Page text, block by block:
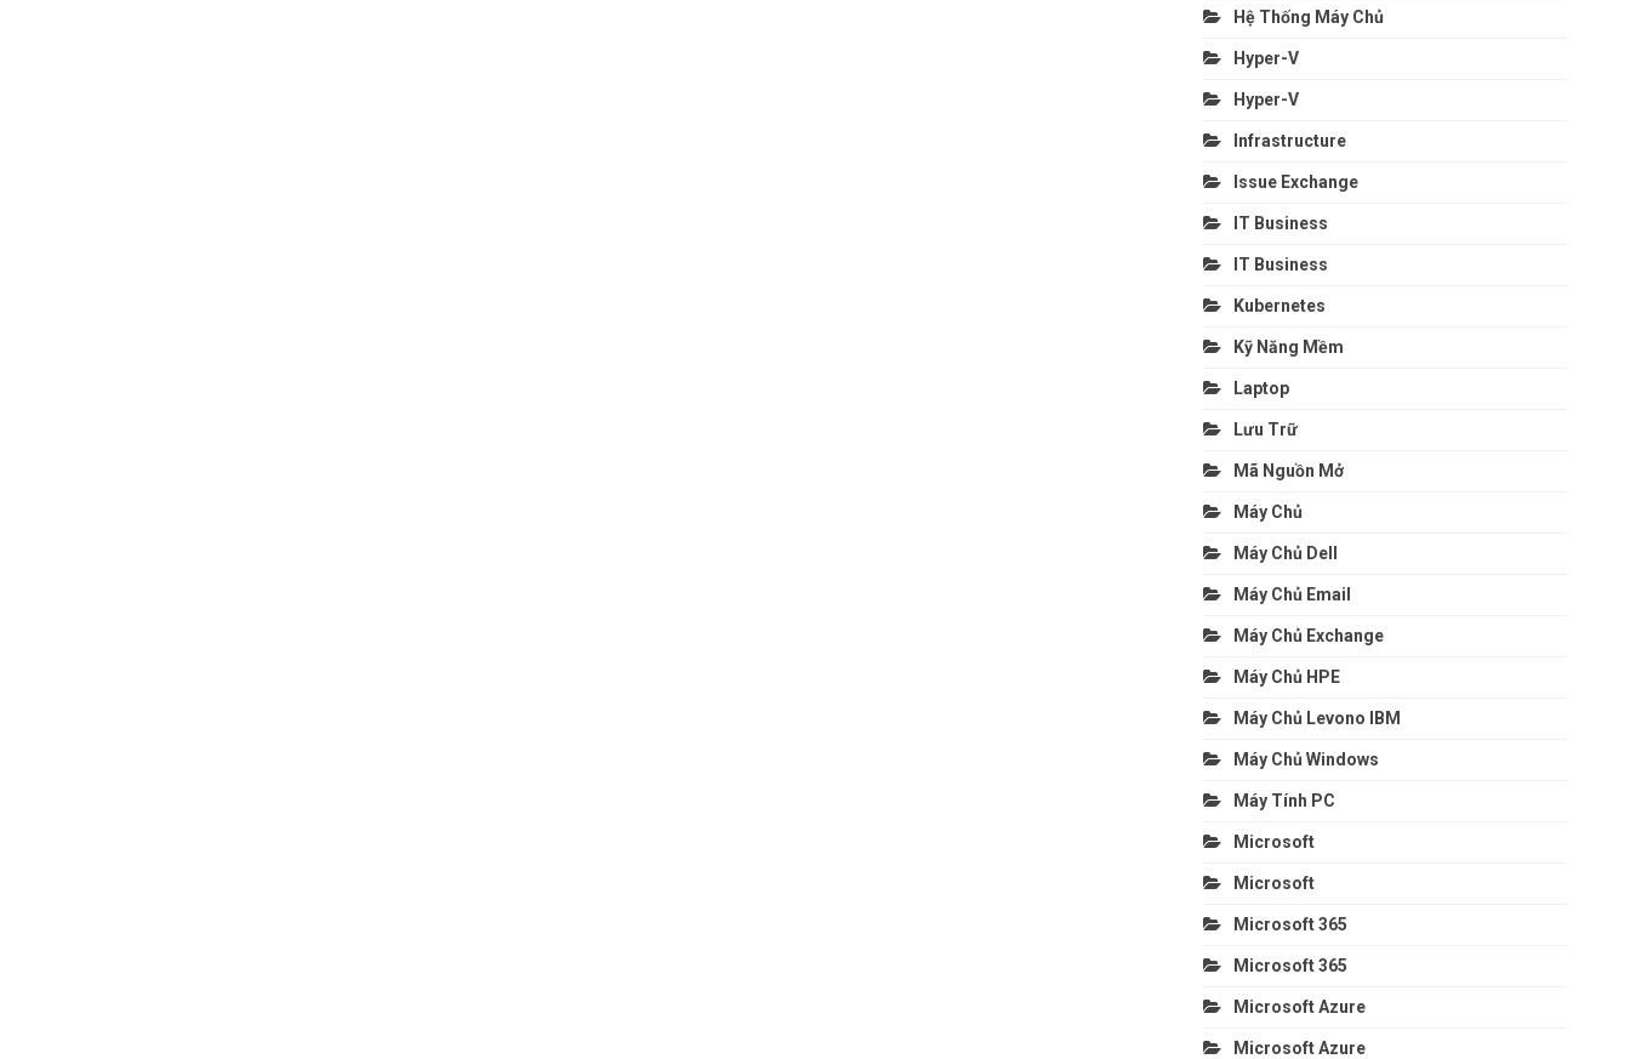
Hệ Thống Máy Chủ
Hyper-V
Hyper-V
Infrastructure
Issue Exchange
IT Business
IT Business
Kubernetes
Kỹ Năng Mềm
Laptop
Lưu Trữ
Mã Nguồn Mở
Máy Chủ
Máy Chủ Dell
Máy Chủ Email
Máy Chủ Exchange
Máy Chủ HPE
Máy Chủ Levono IBM
Máy Chủ Windows
Máy Tính PC
Microsoft
Microsoft
Microsoft 365
Microsoft 365
Microsoft Azure
Microsoft Azure